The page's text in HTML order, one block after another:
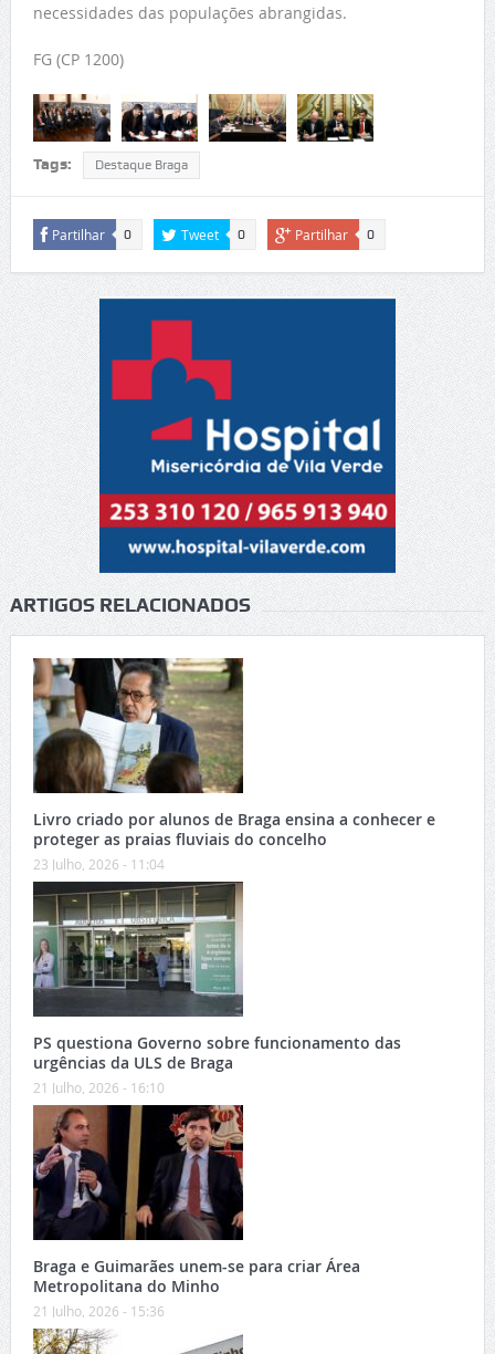
necessidades das populações abrangidas.
FG (CP 1200)
Tags: Destaque Braga
Partilhar 0 Tweet 0 Partilhar 0
ARTIGOS RELACIONADOS
Livro criado por alunos de Braga ensina a conhecer e
proteger as praias fluviais do concelho
23 Julho, 2026 - 11:04
PS questiona Governo sobre funcionamento das
urgências da ULS de Braga
21 Julho, 2026 - 16:10
Braga e Guimarães unem-se para criar Área
Metropolitana do Minho
21 Julho, 2026 - 15:36